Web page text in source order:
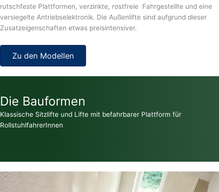
rutschfeste Plattformen, verzinkte, rostfreie Fahrgestellte und eine
versiegelte Antriebselektronik. Die Außenlifte sind aufgrund dieser
Zusatzeigenschaften etwas preisintensiver.
Zu den Modellen
Die Bauformen
Klassische Sitzlifte und Lifte mit befahrbarer Plattform für
RollstuhlfahrerInnen